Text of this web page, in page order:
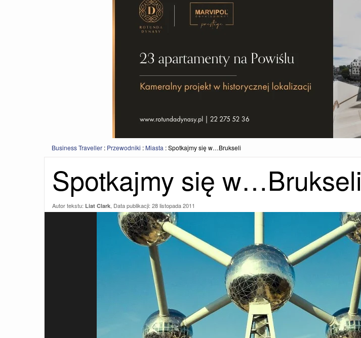
Business Traveller : Przewodniki : Miasta :Spotkajmy się w…Brukseli
Spotkajmy się w…Brukseli
Autor tekstu: Liat Clark, Data publikacji: 28 listopada 2011